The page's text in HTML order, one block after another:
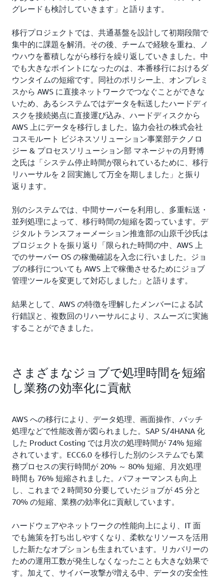
グレードも検討していきます」と語ります。
移行プロジェクトでは、共通基盤を設計して初期段階で
集中的に課題を解消。その後、チームで経験を重ね、ノ
ウハウを蓄積しながら移行を繰り返していきました。中
でも大きなポイントになったのは、本番移行におけるダ
ウンタイムの短縮です。同社のポリシー上、オンプレミ
スから AWS に直接ネットワークでつなぐことができな
いため、あるシステムではデータを転送したハードディ
スクを接続拠点に直接運び込み、ハードディスクから
AWS 上にデータを移行しました。協力会社の株式会社
コスモルート ビジネスソリューション事業部テクノロ
ジー & プロセスソリューション部 マネージャの月野博
之氏は「システム停止時間が限られているために、移行
リハーサルを 2 回実施して万全を期しました」と振り
返ります。
別のシステムでは、中間サーバーを利用し、多重転送・
並列処理によって、移行時間の短縮を図っています。デ
ジタルトランスフォーメーション推進部の山原千沙氏は
プロジェクトを振り返り「限られた時間の中、AWS 上
でのサーバー OS の稼働確認を入念に行いました。ジョ
ブの移行についても AWS 上で稼働させるためにジョブ
管理ツールを変更して対応しました」と語ります。
結果として、AWS の特徴を理解したメンバーによる試
行錯誤と、複数回のリハーサルにより、スムーズに実施
することができました。
さまざまなジョブで処理時間を短縮
し業務の効率化に貢献
AWS への移行により、データ処理、画面操作、バッチ
処理などで性能改善が図られました。SAP S/4HANA 化
した Product Costing では月次の処理時間が 74% 短縮
されています。ECC6.0 を移行した別のシステムでも業
務プロセスの実行時間が 20% ～ 80% 短縮、月次処理
時間も 76% 短縮されました。パフォーマンスも向上
し、これまで 2 時間30 分要していたジョブが 45 分と
70% の短縮、業務の効率化に貢献しています。
ハードウェアやネットワークの性能向上により、IT 面
でも施策を打ち出しやすくなり、柔軟なリソースを活用
した新たなオプションも生まれています。リカバリーの
ための運用工数が発生しなくなったことも大きな効果で
す。加えて、サイバー攻撃が増える中、データの安全性